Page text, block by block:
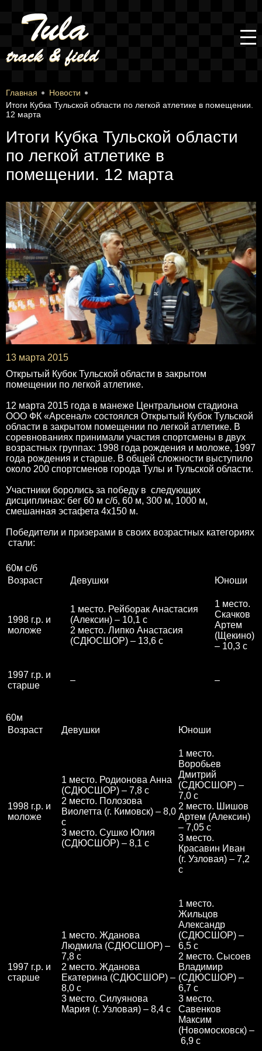
Главная
Новости
Итоги Кубка Тульской области по легкой атлетике в помещении.
12 марта
Итоги Кубка Тульской области
по легкой атлетике в
помещении. 12 марта
13 марта 2015
Открытый Кубок Тульской области в закрытом
помещении по легкой атлетике.
12 марта 2015 года в манеже Центральном стадиона
ООО ФК «Арсенал» состоялся Открытый Кубок Тульской
области в закрытом помещении по легкой атлетике. В
соревнованиях принимали участия спортсмены в двух
возрастных группах: 1998 года рождения и моложе, 1997
года рождения и старше. В общей сложности выступило
около 200 спортсменов города Тулы и Тульской области.
Участники боролись за победу в следующих
дисциплинах: бег 60 м с/б, 60 м, 300 м, 1000 м,
смешанная эстафета 4х150 м.
Победители и призерами в своих возрастных категориях
стали:
60м с/б
Возраст
Девушки Юноши
1998 г.р. и
моложе
1 место. Рейборак Анастасия
(Алексин) – 10,1 с
2 место. Липко Анастасия
(СДЮСШОР) – 13,6 с
1 место.
Скачков
Артем
(Щекино)
– 10,3 с
1997 г.р. и
старше
– –
60м
Возраст
Девушки Юноши
1998 г.р. и
моложе
1 место. Родионова Анна
(СДЮСШОР) – 7,8 с
2 место. Полозова
Виолетта (г. Кимовск) – 8,0
с
3 место. Сушко Юлия
(СДЮСШОР) – 8,1 с
1 место.
Воробьев
Дмитрий
(СДЮСШОР) –
7,0 с
2 место. Шишов
Артем (Алексин)
– 7,05 с
3 место.
Красавин Иван
(г. Узловая) – 7,2
с
1997 г.р. и
старше
1 место. Жданова
Людмила (СДЮСШОР) –
7,8 с
2 место. Жданова
Екатерина (СДЮСШОР) –
8,0 с
3 место. Силуянова
Мария (г. Узловая) – 8,4 с
1 место.
Жильцов
Александр
(СДЮСШОР) –
6,5 с
2 место. Сысоев
Владимир
(СДЮСШОР) –
6,7 с
3 место.
Савенков
Максим
(Новомосковск) –
6,9 с